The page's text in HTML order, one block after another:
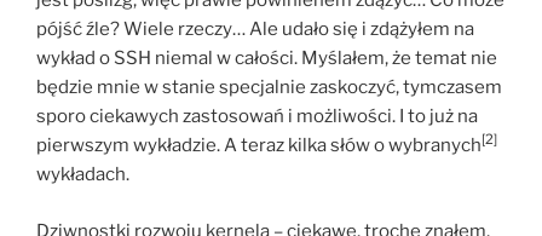
pójść źle? Wiele rzeczy… Ale udało się i zdążyłem na
wykład o SSH niemal w całości. Myślałem, że temat nie
będzie mnie w stanie specjalnie zaskoczyć, tymczasem
sporo ciekawych zastosowań i możliwości. I to już na
pierwszym wykładzie. A teraz kilka słów o wybranych[2]
wykładach.
Dziwnostki rozwoju kernela – ciekawe, trochę znałem,